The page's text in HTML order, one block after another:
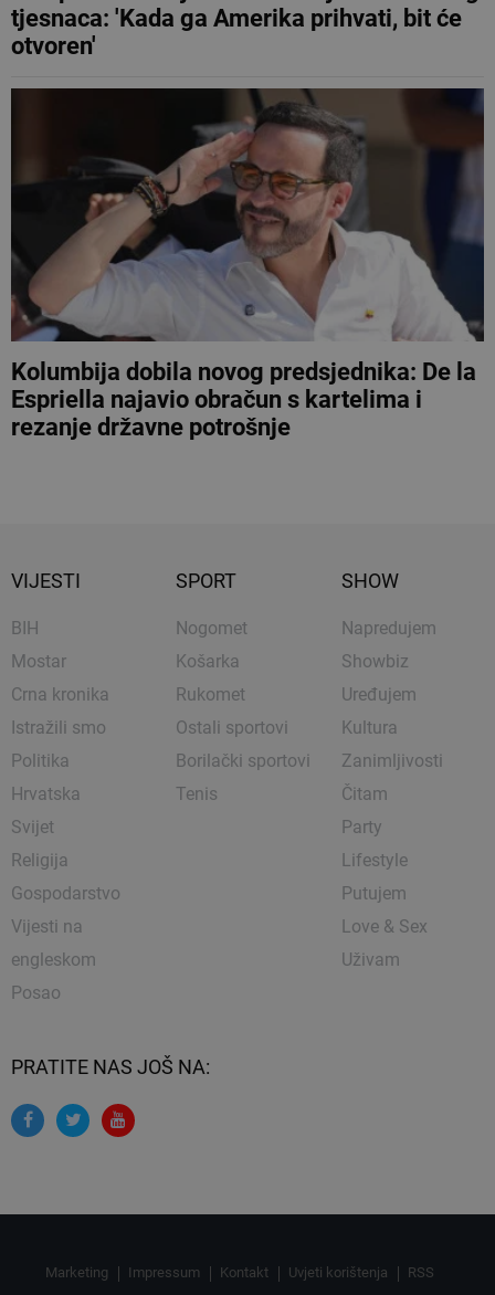
tjesnaca: 'Kada ga Amerika prihvati, bit će
otvoren'
Kolumbija dobila novog predsjednika: De la
Espriella najavio obračun s kartelima i
rezanje državne potrošnje
VIJESTI
BIH
Mostar
Crna kronika
Istražili smo
Politika
Hrvatska
Svijet
Religija
Gospodarstvo
Vijesti na
engleskom
Posao
SPORT
Nogomet
Košarka
Rukomet
Ostali sportovi
Borilački sportovi
Tenis
SHOW
Napredujem
Showbiz
Uređujem
Kultura
Zanimljivosti
Čitam
Party
Lifestyle
Putujem
Love & Sex
Uživam
PRATITE NAS JOŠ NA:
Marketing Impressum Kontakt Uvjeti korištenja RSS